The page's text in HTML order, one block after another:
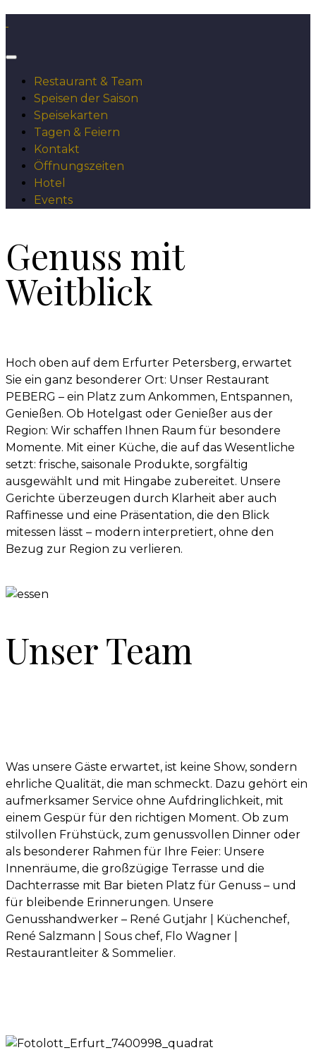
Restaurant & Team
Speisen der Saison
Speisekarten
Tagen & Feiern
Kontakt
Öffnungszeiten
Hotel
Events
Genuss mit
Weitblick
Hoch oben auf dem Erfurter Petersberg, erwartet
Sie ein ganz besonderer Ort: Unser Restaurant
PEBERG – ein Platz zum Ankommen, Entspannen,
Genießen. Ob Hotelgast oder Genießer aus der
Region: Wir schaffen Ihnen Raum für besondere
Momente. Mit einer Küche, die auf das Wesentliche
setzt: frische, saisonale Produkte, sorgfältig
ausgewählt und mit Hingabe zubereitet. Unsere
Gerichte überzeugen durch Klarheit aber auch
Raffinesse und eine Präsentation, die den Blick
mitessen lässt – modern interpretiert, ohne den
Bezug zur Region zu verlieren.
Unser Team
Was unsere Gäste erwartet, ist keine Show, sondern
ehrliche Qualität, die man schmeckt. Dazu gehört ein
aufmerksamer Service ohne Aufdringlichkeit, mit
einem Gespür für den richtigen Moment. Ob zum
stilvollen Frühstück, zum genussvollen Dinner oder
als besonderer Rahmen für Ihre Feier: Unsere
Innenräume, die großzügige Terrasse und die
Dachterrasse mit Bar bieten Platz für Genuss – und
für bleibende Erinnerungen. Unsere
Genusshandwerker – René Gutjahr | Küchenchef,
René Salzmann | Sous chef, Flo Wagner |
Restaurantleiter & Sommelier.